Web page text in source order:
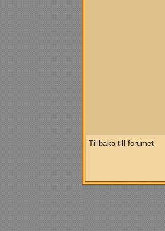
Tillbaka till forumet